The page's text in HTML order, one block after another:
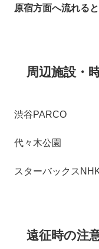
原宿方面へ流れる
周辺施設・
渋谷PARCO
代々木公園
スターバックス
遠征時の注